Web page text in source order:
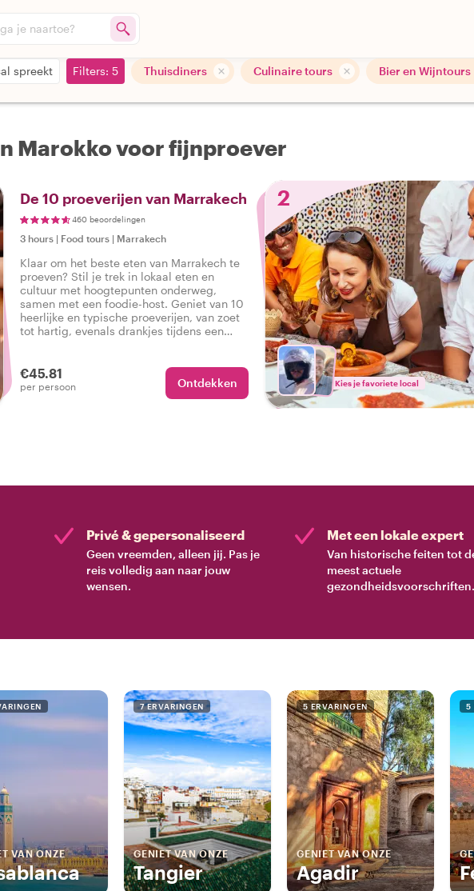
je naartoe?
spreekt Filters: 5 Thuisdiners Culinaire tours Bier en Wijntours
Marokko voor fijnproever
De 10 proeverijen van Marrakech
460 beoordelingen
3 hours | Food tours | Marrakech
Klaar om het beste eten van Marrakech te
proeven? Stil je trek in lokaal eten en
cultuur met hoogtepunten onderweg,
samen met een foodie-host. Geniet van 10
heerlijke en typische proeverijen, van zoet
tot hartig, evenals drankjes tijdens een
€45.81
per persoon Ontdekken
2
Kies je favoriete local
Privé & gepersonaliseerd
Geen vreemden, alleen jij. Pas je
reis volledig aan naar jouw
wensen.
Met een lokale expert
Van historische feiten tot
meest actuele
gezondheidsvoorschriften.
VAN ONZE
7 ERVARINGEN
GENIET VAN ONZE
Tangier
5 ERVARINGEN
GENIET VAN ONZE
Agadir
5